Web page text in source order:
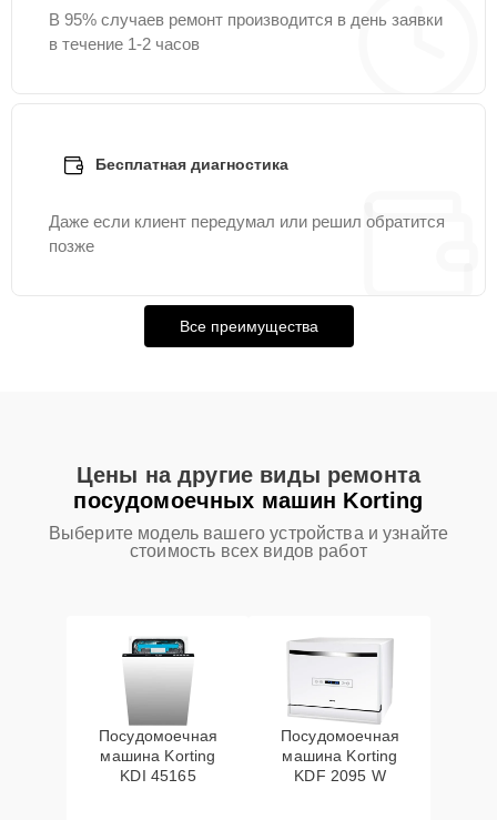
В 95% случаев ремонт производится в день заявки
в течение 1-2 часов
Бесплатная диагностика
Даже если клиент передумал или решил обратится
позже
Все преимущества
Цены на другие виды ремонта
посудомоечных машин Korting
Выберите модель вашего устройства и узнайте
стоимость всех видов работ
Посудомоечная
машина Korting
KDI 45165
Посудомоечная
машина Korting
KDF 2095 W